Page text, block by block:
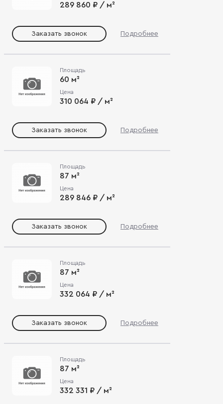
289 860 ₽ / м²
Заказать звонок Подробнее
Площадь
60 м²
Цена
310 064 ₽ / м²
Заказать звонок Подробнее
Площадь
87 м²
Цена
289 846 ₽ / м²
Заказать звонок Подробнее
Площадь
87 м²
Цена
332 064 ₽ / м²
Заказать звонок Подробнее
Площадь
87 м²
Цена
332 331 ₽ / м²